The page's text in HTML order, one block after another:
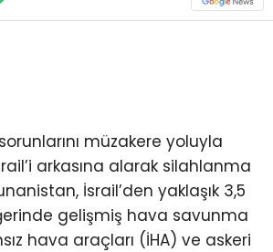
müzakere yoluyla
arkasına alarak silahlanma
İsrail’den yaklaşık 3,5
gelişmiş hava savunma
hava araçları (İHA) ve askeri